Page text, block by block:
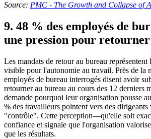
Source: PMC - The Growth and Collapse of
9. 48 % des employés de
une pression pour
Les mandats de retour au bureau représentent
visible pour l'autonomie au travail. Près de la
employés de bureau interrogés disent avoir
retourner au bureau au cours des 12 derniers
demande pourquoi leur organisation pousse
% des travailleurs pointent vers des
"contrôle". Cette perception—qu'elle soit
confiance et signale que l'organisation
que les résultats.